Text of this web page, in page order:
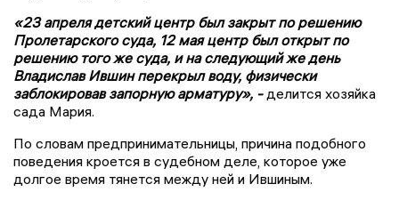
«23 апреля детский центр был закрыт по решению
Пролетарского суда, 12 мая центр был открыт по
решению того же суда, и на следующий же день
Владислав Ившин перекрыл воду, физически
заблокировав запорную арматуру», -делится хозяйка
сада Мария.
По словам предпринимательницы, причина подобного
поведения кроется в судебном деле, которое уже
долгое время тянется между ней и Ившиным.